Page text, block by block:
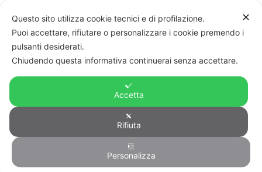
Generico
✕
Questo sito utilizza cookie tecnici e di profilazione.
Puoi accettare, rifiutare o personalizzare i cookie premendo i
pulsanti desiderati.
Chiudendo questa informativa continuerai senza accettare.
Accetta
Rifiuta
Personalizza